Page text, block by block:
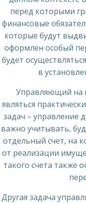
перед которыми
финансовые
которые будут
оформлен особый
будет
в
Управляющий на
являться
задач – управление
важно учитывать,
отдельный счет, на
от реализации
такого счета также
Другая задача